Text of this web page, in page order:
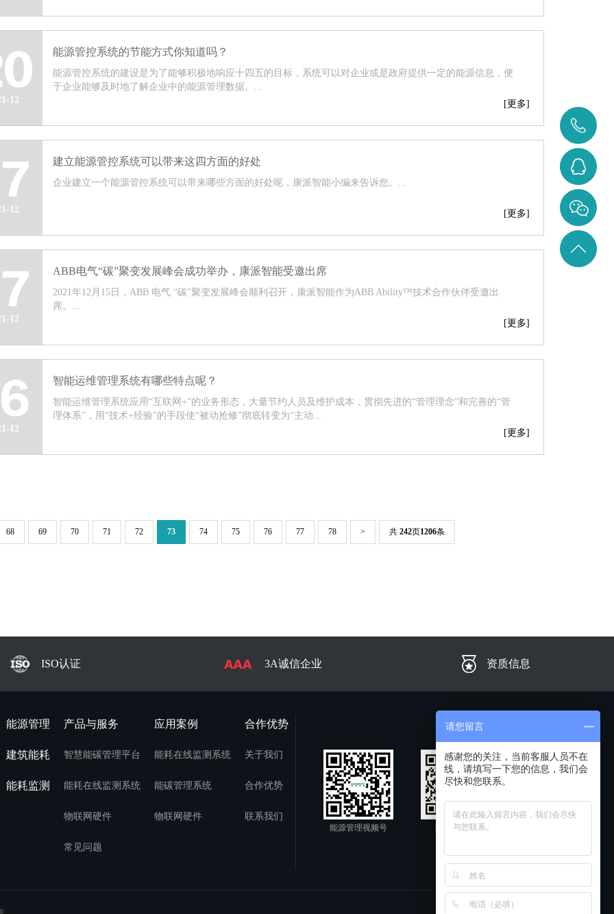
400-
0371-
3284642207
返回
12
能源管控系统的节能方式你知道吗？
能源管控系统的建设是为了能够积极地响应十四五的目标，系统可以对企业或是政府提供一定的能源信息，便
于企业能够及时地了解企业中的能源管理数据。...
[更多]
12
建立能源管控系统可以带来这四方面的好处
企业建立一个能源管控系统可以带来哪些方面的好处呢，康派智能小编来告诉您。...
[更多]
12
ABB电气“碳”聚变发展峰会成功举办，康派智能受邀出席
2021年12月15日，ABB 电气 “碳”聚变发展峰会顺利召开，康派智能作为ABB Ability™技术合作伙伴受邀出
席。...
[更多]
12
智能运维管理系统有哪些特点呢？
智能运维管理系统应用“互联网+”的业务形态，大量节约人员及维护成本，贯彻先进的“管理理念”和完善的“管
理体系”，用“技术+经验”的手段使“被动抢修”彻底转变为“主动...
[更多]
68 69 70 71 72 73 74 75 76 77 78 > 共 242页1206条
ISO认证 3A诚信企业 资质信息
能源管理
建筑能耗
能耗监测
产品与服务
智慧能碳管理平台
能耗在线监测系统
物联网硬件
常见问题
应用案例
能耗在线监测系统
能碳管理系统
物联网硬件
合作优势
关于我们
合作优势
联系我们
能源管理视频号 微信公众号
请您留言
感谢您的关注，当前客服人员不在
线，请填写一下您的信息，我们会
尽快和您联系。